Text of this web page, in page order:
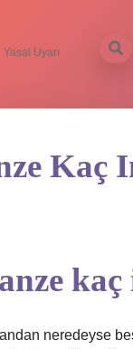
Yasal Uyarı
Kaç
neredeyse